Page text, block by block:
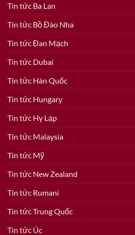
Tin tức Ba Lan
Tin tức Bồ Đào Nha
Tin tức Đan Mạch
Tin tức Dubai
Tin tức Hàn Quốc
Tin tức Hungary
Tin tức Hy Lạp
Tin tức Malaysia
Tin tức Mỹ
Tin tức New Zealand
Tin tức Rumani
Tin tức Trung Quốc
Tin tức Úc